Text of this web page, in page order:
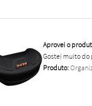
Aprovei o
Gostei muito do
Produto: